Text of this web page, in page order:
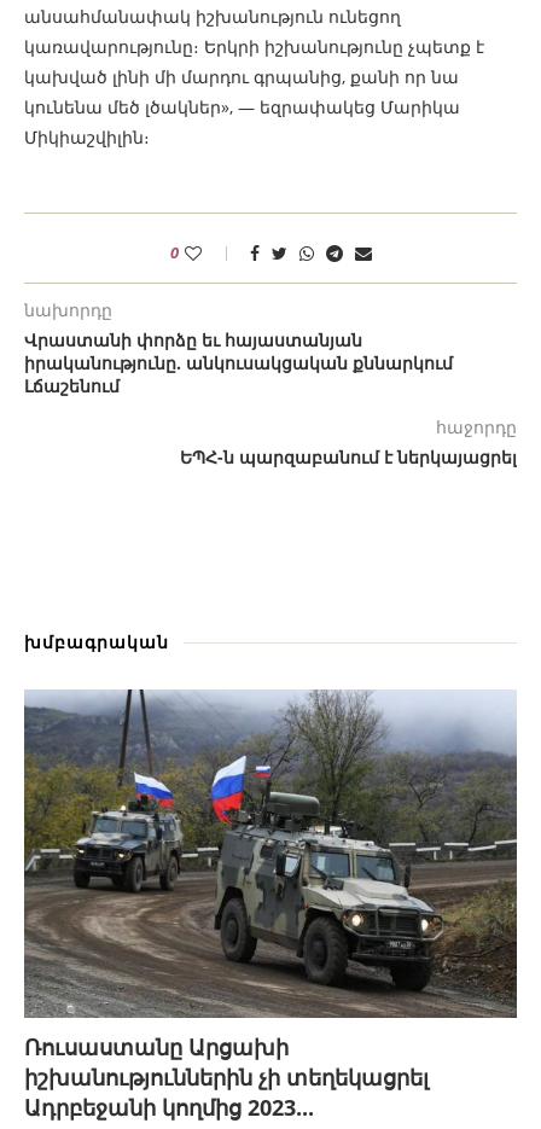
անսահմանափակ իշխանություն ունեցող
կառավարությունը։ Երկրի իշխանությունը չպետք է
կախված լինի մի մարդու գրպանից, քանի որ նա
կունենա մեծ լծակներ», — եզրափակեց Մարիկա
Միկիաշվիլին։
0
նախորդը
Վրաստանի փորձը եւ հայաստանյան
իրականությունը. անկուսակցական քննարկում
Լճաշենում
հաջորդը
ԵՊՀ-ն պարզաբանում է ներկայացրել
խմբագրական
Ռուսաստանը Արցախի
իշխանություններին չի տեղեկացրել
Ադրբեջանի կողմից 2023...